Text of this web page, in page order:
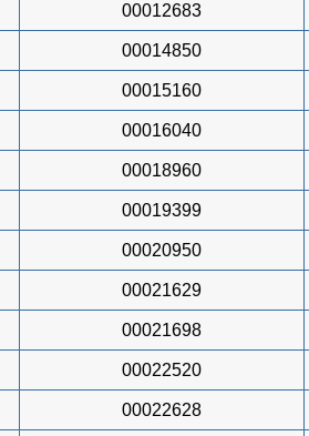
00012683
00014850
00015160
00016040
00018960
00019399
00020950
00021629
00021698
00022520
00022628